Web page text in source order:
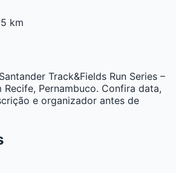
km
Track&Fields Run Series –
Recife, Pernambuco. Confira data,
e organizador antes de